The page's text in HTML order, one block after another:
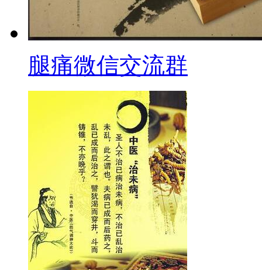
腿痛微信交流群